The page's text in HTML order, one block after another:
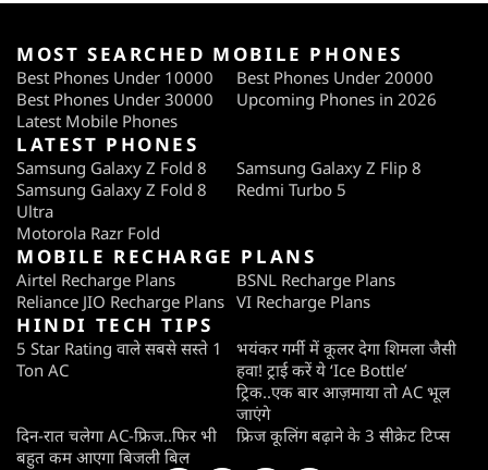
MOST SEARCHED MOBILE PHONES
Best Phones Under 10000
Best Phones Under 20000
Best Phones Under 30000
Upcoming Phones in 2026
Latest Mobile Phones
LATEST PHONES
Samsung Galaxy Z Fold 8
Samsung Galaxy Z Flip 8
Samsung Galaxy Z Fold 8
Ultra
Redmi Turbo 5
Motorola Razr Fold
MOBILE RECHARGE PLANS
Airtel Recharge Plans
BSNL Recharge Plans
Reliance JIO Recharge Plans VI Recharge Plans
HINDI TECH TIPS
5 Star Rating वाले सबसे सस्ते 1
Ton AC
भयंकर गर्मी में कूलर देगा शिमला जैसी
हवा! ट्राई करें ये ‘Ice Bottle’
ट्रिक..एक बार आज़माया तो AC भूल
जाएंगे
दिन-रात चलेगा AC-फ्रिज..फिर भी
बहुत कम आएगा बिजली बिल
फ्रिज कूलिंग बढ़ाने के 3 सीक्रेट टिप्स